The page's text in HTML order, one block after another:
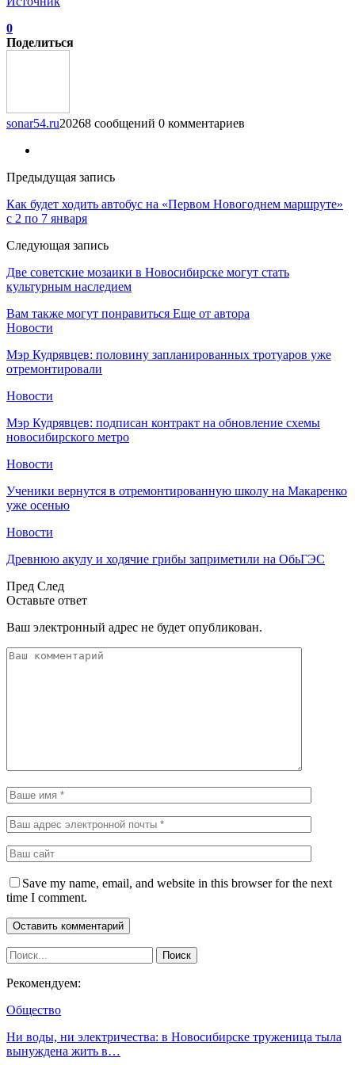
0
Поделиться
sonar54.ru20268 сообщений 0 комментариев
Предыдущая запись
Как будет ходить автобус на «Первом Новогоднем маршруте»
с 2 по 7 января
Следующая запись
Две советские мозаики в Новосибирске могут стать
культурным наследием
Вам также могут понравиться Еще от автора
Новости
Мэр Кудрявцев: половину запланированных тротуаров уже
отремонтировали
Новости
Мэр Кудрявцев: подписан контракт на обновление схемы
новосибирского метро
Новости
Ученики вернутся в отремонтированную школу на Макаренко
уже осенью
Новости
Древнюю акулу и ходячие грибы заприметили на ОбьГЭС
Пред След
Оставьте ответ
Ваш электронный адрес не будет опубликован.
Save my name, email, and website in this browser for the next
time I comment.
Рекомендуем:
Общество
Ни воды, ни электричества: в Новосибирске труженица тыла
вынуждена жить в…